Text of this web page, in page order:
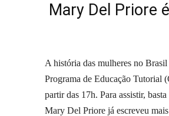
Mary Del Priore
A história das mulheres no
Programa de Educação Tutorial
partir das 17h. Para assistir,
Mary Del Priore já escreveu